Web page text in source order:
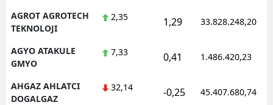
AGROT AGROTECH
TEKNOLOJI
2,35 1,29 33.828.248,20
AGYO ATAKULE
GMYO
7,33 0,41 1.486.420,23
AHGAZ AHLATCI
DOGALGAZ
32,14 -0,25 45.407.680,74